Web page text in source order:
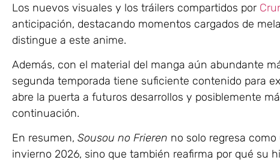
Los nuevos visuales y los tráilers compartidos por
anticipación, destacando momentos cargados de
distingue a este anime.
Además, con el material del manga aún abundante
segunda temporada tiene suficiente contenido para
abre la puerta a futuros desarrollos y posiblemente
continuación.
En resumen, Sousou no Frieren no solo regresa
invierno 2026, sino que también reafirma por qué su